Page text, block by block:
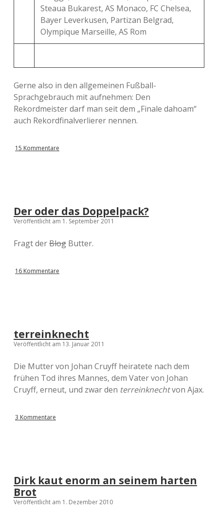
Steaua Bukarest, AS Monaco, FC Chelsea,
Bayer Leverkusen, Partizan Belgrad,
Olympique Marseille, AS Rom
Gerne also in den allgemeinen Fußball-
Sprachgebrauch mit aufnehmen: Den
Rekordmeister darf man seit dem „Finale dahoam“
auch Rekordfinalverlierer nennen.
15 Kommentare
Der oder das Doppelpack?
Veröffentlicht am 1. September 2011
Fragt derBlog Butter.
16 Kommentare
terreinknecht
Veröffentlicht am 13. Januar 2011
Die Mutter von Johan Cruyff heiratete nach dem
frühen Tod ihres Mannes, dem Vater von Johan
Cruyff, erneut, und zwar den terreinknechtvon Ajax.
3 Kommentare
Dirk kaut enorm an seinem harten
Brot
Veröffentlicht am 1. Dezember 2010